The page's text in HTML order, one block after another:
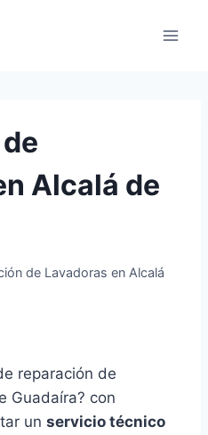
Alcalá de
de Lavadoras en Alcalá
reparación de
Guadaíra? con
un servicio técnico